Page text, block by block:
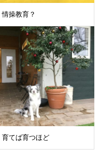
情操教育？
育てば育つほど